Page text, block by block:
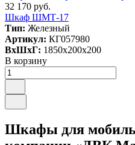
32 170 руб.
Шкаф ШМТ-17
Тип: Железный
Артикул: КГ057980
ВxШxГ: 1850x200x200
В корзину
Шкафы для